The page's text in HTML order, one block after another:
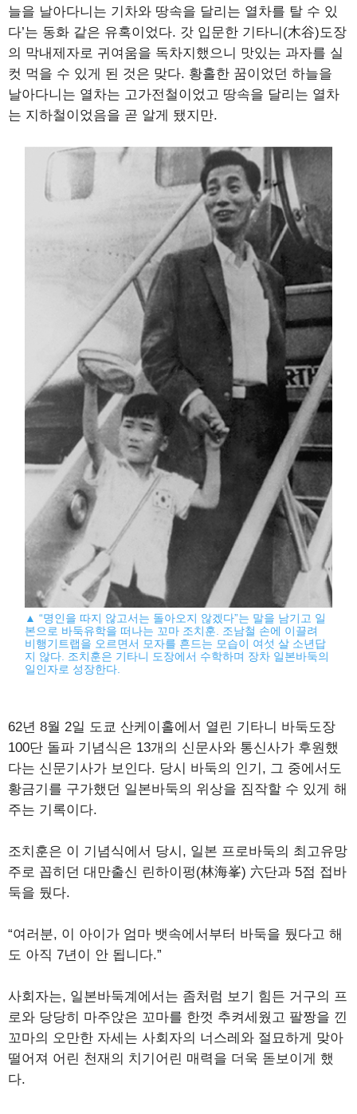
늘을 날아다니는 기차와 땅속을 달리는 열차를 탈 수 있
다’는 동화 같은 유혹이었다. 갓 입문한 기타니(木谷)도장
의 막내제자로 귀여움을 독차지했으니 맛있는 과자를 실
컷 먹을 수 있게 된 것은 맞다. 황홀한 꿈이었던 하늘을
날아다니는 열차는 고가전철이었고 땅속을 달리는 열차
는 지하철이었음을 곧 알게 됐지만.
▲ “명인을 따지 않고서는 돌아오지 않겠다”는 말을 남기고 일
본으로 바둑유학을 떠나는 꼬마 조치훈. 조남철 손에 이끌려
비행기트랩을 오르면서 모자를 흔드는 모습이 여섯 살 소년답
지 않다. 조치훈은 기타니 도장에서 수학하며 장차 일본바둑의
일인자로 성장한다.
62년 8월 2일 도쿄 산케이홀에서 열린 기타니 바둑도장
100단 돌파 기념식은 13개의 신문사와 통신사가 후원했
다는 신문기사가 보인다. 당시 바둑의 인기, 그 중에서도
황금기를 구가했던 일본바둑의 위상을 짐작할 수 있게 해
주는 기록이다.
조치훈은 이 기념식에서 당시, 일본 프로바둑의 최고유망
주로 꼽히던 대만출신 린하이펑(林海峯) 六단과 5점 접바
둑을 뒀다.
“여러분, 이 아이가 엄마 뱃속에서부터 바둑을 뒀다고 해
도 아직 7년이 안 됩니다.”
사회자는, 일본바둑계에서는 좀처럼 보기 힘든 거구의 프
로와 당당히 마주앉은 꼬마를 한껏 추켜세웠고 팔짱을 낀
꼬마의 오만한 자세는 사회자의 너스레와 절묘하게 맞아
떨어져 어린 천재의 치기어린 매력을 더욱 돋보이게 했
다.